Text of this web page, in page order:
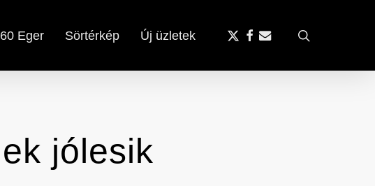
Eger Sörtérkép Új üzletek
x-
facebook
email
jólesik